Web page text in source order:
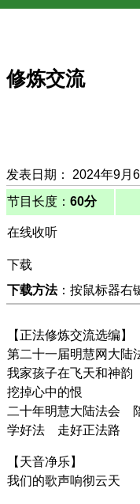
修炼交流
发表日期： 2024年9月
节目长度： 60分
在线收听
下载
下载方法：按鼠标器右
【正法修炼交流选编】
第二十一届明慧网大陆
我家孩子在飞天和神韵
挖掉心中的恨
二十年明慧大陆法会
学好法 走好正法路
【天音净乐】
我们的歌声响彻云天